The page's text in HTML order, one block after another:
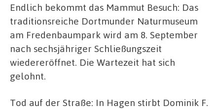
Endlich bekommt das Mammut Besuch: Das
traditionsreiche Dortmunder Naturmuseum
am Fredenbaumpark wird am 8. September
nach sechsjähriger Schließungszeit
wiedereröffnet. Die Wartezeit hat sich
gelohnt.
Tod auf der Straße: In Hagen stirbt Dominik F.